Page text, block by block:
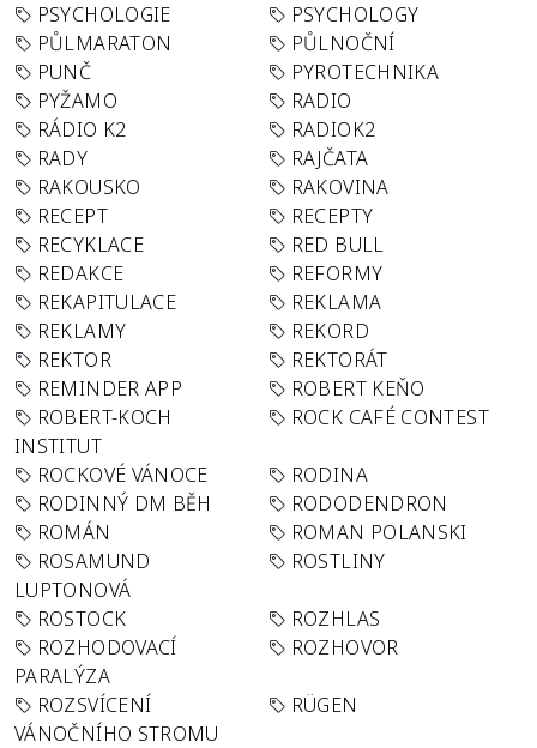
PSYCHOLOGIE
PSYCHOLOGY
PŮLMARATON
PŮLNOČNÍ
PUNČ
PYROTECHNIKA
PYŽAMO
RADIO
RÁDIO K2
RADIOK2
RADY
RAJČATA
RAKOUSKO
RAKOVINA
RECEPT
RECEPTY
RECYKLACE
RED BULL
REDAKCE
REFORMY
REKAPITULACE
REKLAMA
REKLAMY
REKORD
REKTOR
REKTORÁT
REMINDER APP
ROBERT KEŇO
ROBERT-KOCH
INSTITUT
ROCK CAFÉ CONTEST
ROCKOVÉ VÁNOCE
RODINA
RODINNÝ DM BĚH
RODODENDRON
ROMÁN
ROMAN POLANSKI
ROSAMUND
LUPTONOVÁ
ROSTLINY
ROSTOCK
ROZHLAS
ROZHODOVACÍ
PARALÝZA
ROZHOVOR
ROZSVÍCENÍ
VÁNOČNÍHO STROMU
RÜGEN